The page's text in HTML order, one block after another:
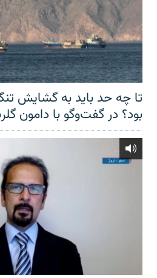
تا چه حد باید به گشایش
بود؟ در گفت‌وگو با دامون